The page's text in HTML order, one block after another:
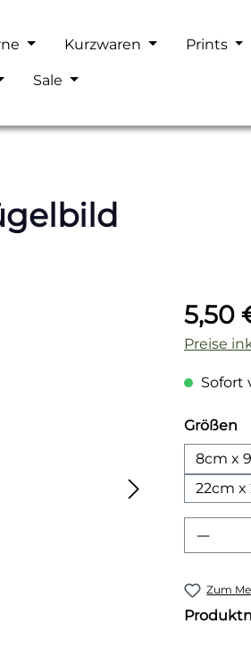
Kurzwaren Prints
Sale
Regulärer
5,50
Preise
Sofort
Größen
8cm x
22cm x
Zum